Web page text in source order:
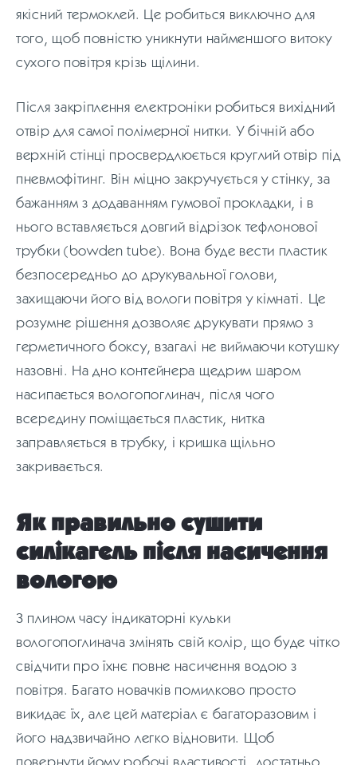
якісний термоклей. Це робиться виключно для
того, щоб повністю уникнути найменшого витоку
сухого повітря крізь щілини.
Після закріплення електроніки робиться вихідний
отвір для самої полімерної нитки. У бічній або
верхній стінці просвердлюється круглий отвір під
пневмофітинг. Він міцно закручується у стінку, за
бажанням з додаванням гумової прокладки, і в
нього вставляється довгий відрізок тефлонової
трубки (bowden tube). Вона буде вести пластик
безпосередньо до друкувальної голови,
захищаючи його від вологи повітря у кімнаті. Це
розумне рішення дозволяє друкувати прямо з
герметичного боксу, взагалі не виймаючи котушку
назовні. На дно контейнера щедрим шаром
насипається вологопоглинач, після чого
всередину поміщається пластик, нитка
заправляється в трубку, і кришка щільно
закривається.
Як правильно сушити
силікагель після насичення
вологою
З плином часу індикаторні кульки
вологопоглинача змінять свій колір, що буде чітко
свідчити про їхнє повне насичення водою з
повітря. Багато новачків помилково просто
викидає їх, але цей матеріал є багаторазовим і
його надзвичайно легко відновити. Щоб
повернути йому робочі властивості, достатньо